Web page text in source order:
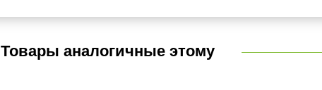
Товары аналогичные этому